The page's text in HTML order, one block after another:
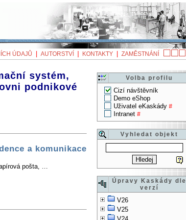
ÚDAJŮ AUTORSTVÍ KONTAKTY ZAMĚSTNÁNÍ
Volba profilu
Cizí návštěvník
Demo eShop
Uživatel eKaskády #
Intranet #
Vyhledat objekt
Úpravy Kaskády dle
verzí
V26
V25
systém,
podnikové
a komunikace
pošta, …